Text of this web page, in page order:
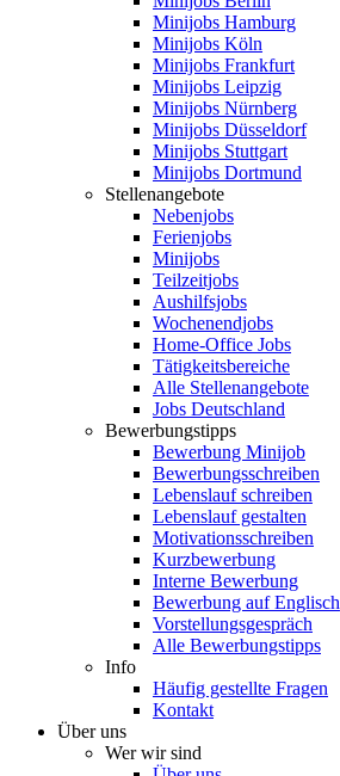
Minijobs Hamburg
Minijobs Köln
Minijobs Frankfurt
Minijobs Leipzig
Minijobs Nürnberg
Minijobs Düsseldorf
Minijobs Stuttgart
Minijobs Dortmund
Stellenangebote
Nebenjobs
Ferienjobs
Minijobs
Teilzeitjobs
Aushilfsjobs
Wochenendjobs
Home-Office Jobs
Tätigkeitsbereiche
Alle Stellenangebote
Jobs Deutschland
Bewerbungstipps
Bewerbung Minijob
Bewerbungsschreiben
Lebenslauf schreiben
Lebenslauf gestalten
Motivationsschreiben
Kurzbewerbung
Interne Bewerbung
Bewerbung auf Englisch
Vorstellungsgespräch
Alle Bewerbungstipps
Info
Häufig gestellte Fragen
Kontakt
Über uns
Wer wir sind